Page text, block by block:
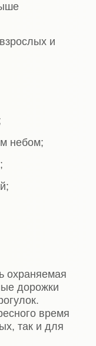
и
небом;
охраняемая
дорожки
время
так и для